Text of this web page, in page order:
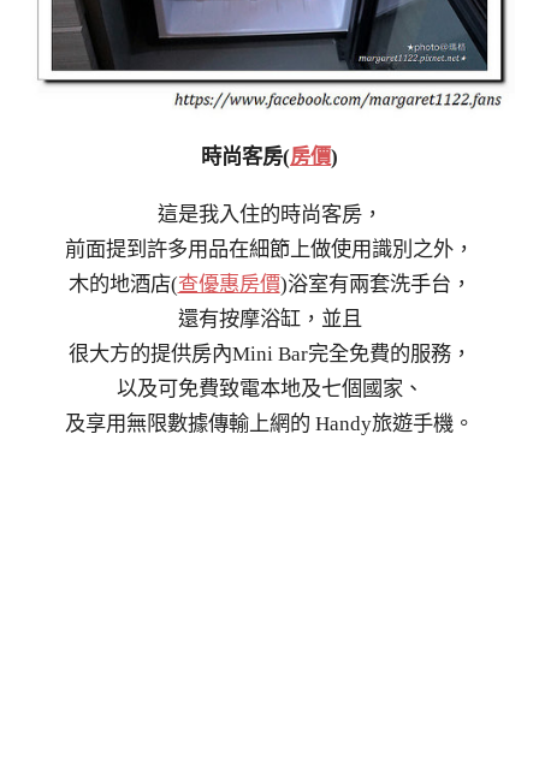
時尚客房(房價)
這是我入住的時尚客房，
前面提到許多用品在細節上做使用識別之外，
木的地酒店(查優惠房價)浴室有兩套洗手台，
還有按摩浴缸，並且
很大方的提供房內Mini Bar完全免費的服務，
以及可免費致電本地及七個國家、
及享用無限數據傳輸上網的 Handy旅遊手機。